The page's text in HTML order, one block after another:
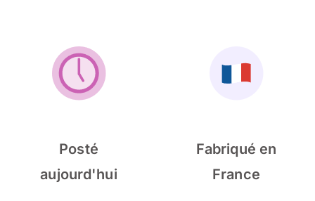
Posté
aujourd'hui
Fabriqué en
France